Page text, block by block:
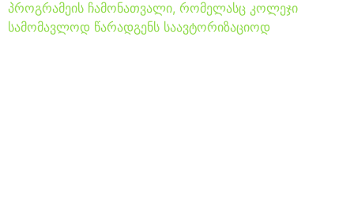
პროგრამეის ჩამონათვალი, რომელასც კოლეჯი
სამომავლოდ წარადგენს საავტორიზაციოდ